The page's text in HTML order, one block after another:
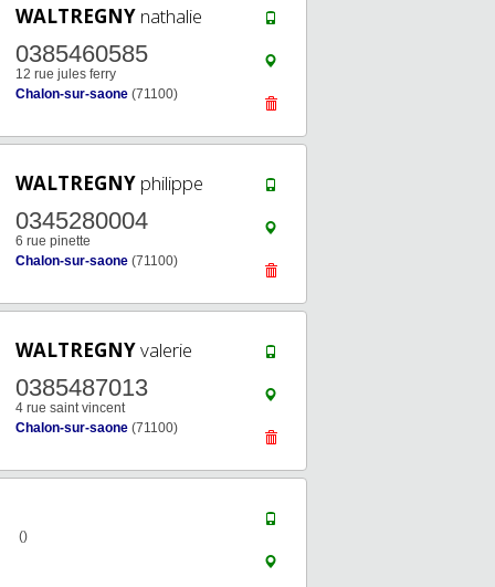
WALTREGNY nathalie
0385460585
12 rue jules ferry
Chalon-sur-saone (71100)
WALTREGNY philippe
0345280004
6 rue pinette
Chalon-sur-saone (71100)
WALTREGNYvalerie
0385487013
4 rue saint vincent
Chalon-sur-saone (71100)
()